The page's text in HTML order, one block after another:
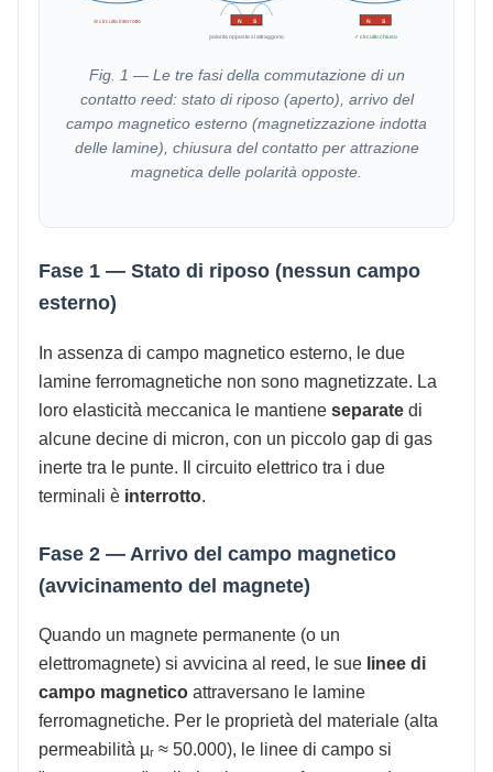
⊘ circuito interrotto N S
polarità opposte si attraggono
N S
✓ circuito chiuso
Fig. 1 — Le tre fasi della commutazione di un
contatto reed: stato di riposo (aperto), arrivo del
campo magnetico esterno (magnetizzazione indotta
delle lamine), chiusura del contatto per attrazione
magnetica delle polarità opposte.
Fase 1 — Stato di riposo (nessun campo
esterno)
In assenza di campo magnetico esterno, le due
lamine ferromagnetiche non sono magnetizzate. La
loro elasticità meccanica le mantiene separate di
alcune decine di micron, con un piccolo gap di gas
inerte tra le punte. Il circuito elettrico tra i due
terminali è interrotto.
Fase 2 — Arrivo del campo magnetico
(avvicinamento del magnete)
Quando un magnete permanente (o un
elettromagnete) si avvicina al reed, le sue linee di
campo magnetico attraversano le lamine
ferromagnetiche. Per le proprietà del materiale (alta
permeabilità µᵣ ≈ 50.000), le linee di campo si